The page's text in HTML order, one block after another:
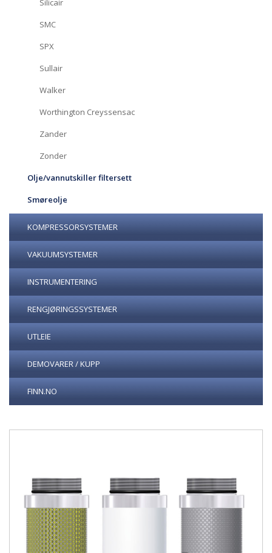
Silicair
SMC
SPX
Sullair
Walker
Worthington Creyssensac
Zander
Zonder
Olje/vannutskiller filtersett
Smøreolje
KOMPRESSORSYSTEMER
VAKUUMSYSTEMER
INSTRUMENTERING
RENGJØRINGSSYSTEMER
UTLEIE
DEMOVARER / KUPP
FINN.NO